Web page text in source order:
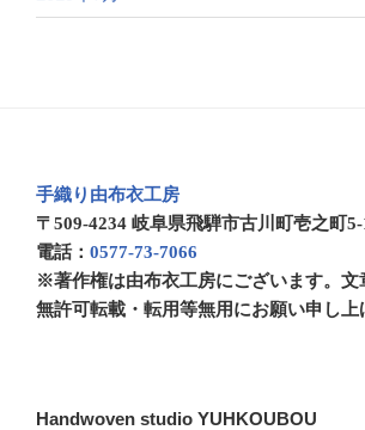
手織り由布衣工房
〒509-4234 岐阜県飛騨市古川町壱之町5-
電話： 0577-73-7066
※著作権は由布衣工房にございます。文
無許可転載・転用等無用にお願い申し上
Handwoven studio YUHKOUBOU